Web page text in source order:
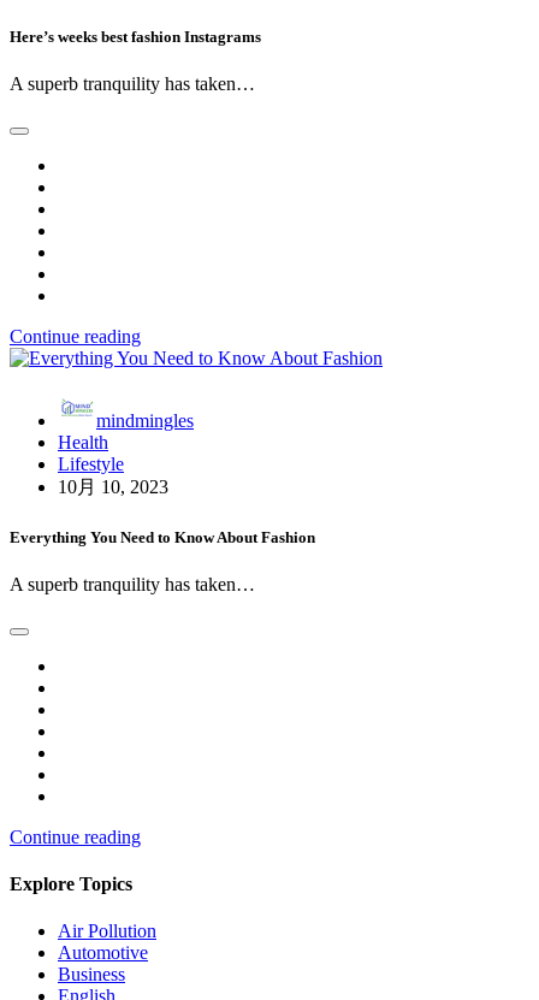
Here’s weeks best fashion Instagrams
A superb tranquility has taken…
Continue reading
mindmingles
Health
Lifestyle
10月 10, 2023
Everything You Need to Know About Fashion
A superb tranquility has taken…
Continue reading
Explore Topics
Air Pollution
Automotive
Business